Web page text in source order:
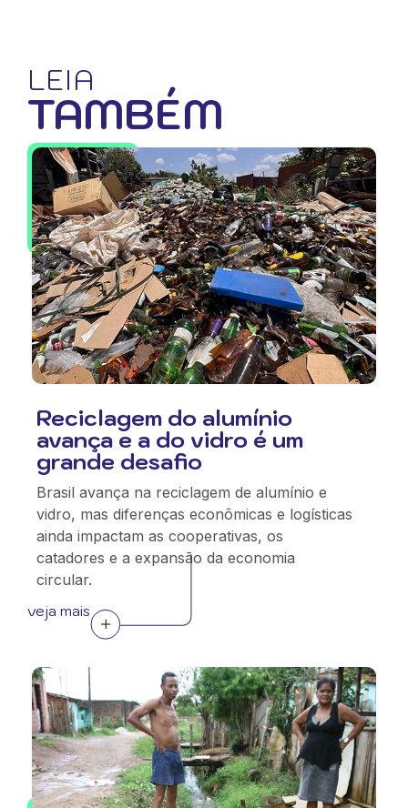
LEIA
TAMBÉM
Reciclagem do alumínio
avança e a do vidro é um
grande desafio
Brasil avança na reciclagem de alumínio e
vidro, mas diferenças econômicas e logísticas
ainda impactam as cooperativas, os
catadores e a expansão da economia
circular.
veja mais